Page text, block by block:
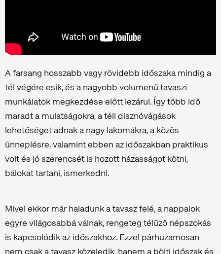
A farsang hosszabb vagy rövidebb időszaka mindig a
tél végére esik, és a nagyobb volumenű tavaszi
munkálatok megkezdése előtt lezárul. Így több idő
maradt a mulatságokra, a téli disznóvágások
lehetőséget adnak a nagy lakomákra, a közös
ünneplésre, valamint ebben az időszakban praktikus
volt és jó szerencsét is hozott házasságot kötni,
bálokat tartani, ismerkedni.
Mivel ekkor már haladunk a tavasz felé, a nappalok
egyre világosabbá válnak, rengeteg télűző népszokás
is kapcsolódik az időszakhoz. Ezzel párhuzamosan
nem csak a tavasz közeledik, hanem a böjti időszak és